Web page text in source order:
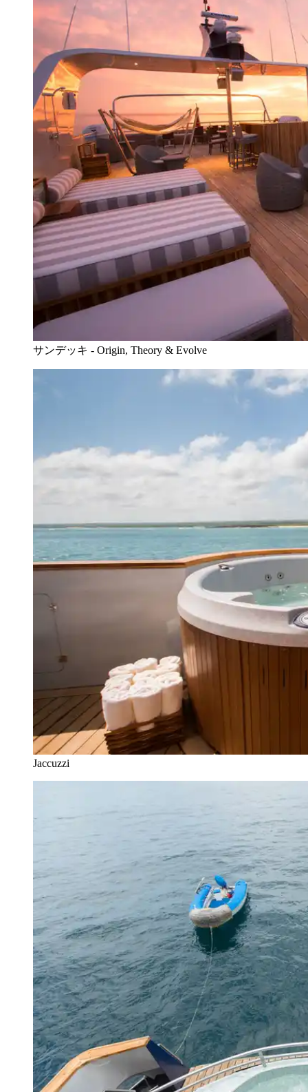
サンデッキ - Origin, Theory & Evolve
Jaccuzzi